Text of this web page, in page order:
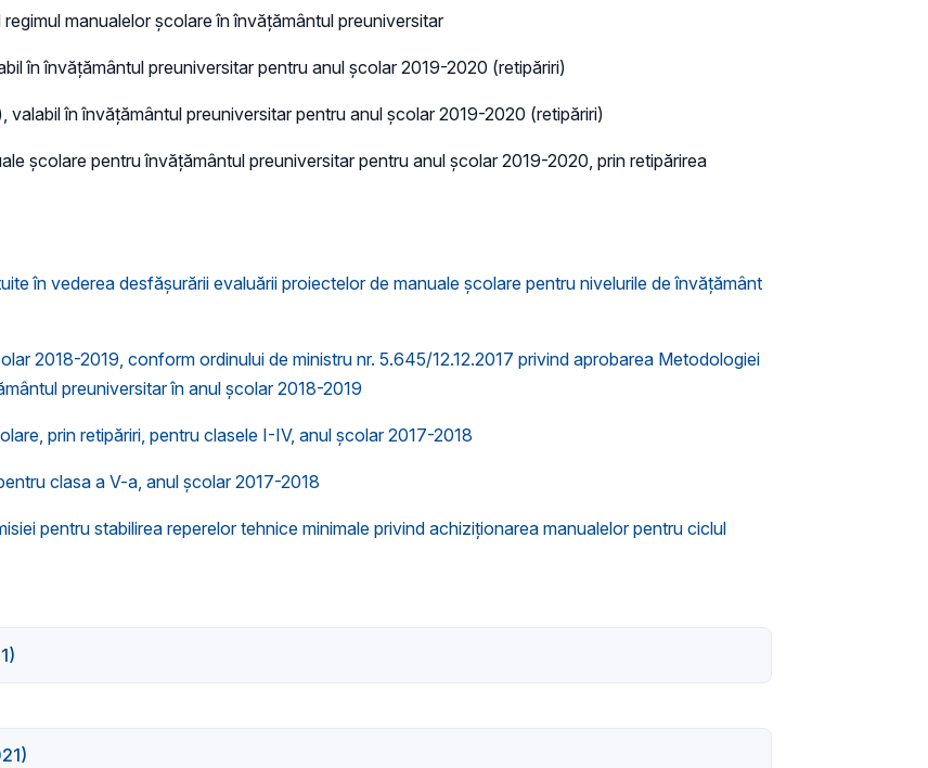
regimul manualelor școlare în învățământul preuniversitar
în învăţământul preuniversitar pentru anul şcolar 2019-2020 (retipăriri)
valabil în învăţământul preuniversitar pentru anul şcolar 2019-2020 (retipăriri)
școlare pentru învățământul preuniversitar pentru anul școlar 2019-2020, prin retipărirea
în vederea desfășurării evaluării proiectelor de manuale școlare pentru nivelurile de învățământ
2018-2019, conform ordinului de ministru nr. 5.645/12.12.2017 privind aprobarea Metodologiei
preuniversitar în anul școlar 2018-2019
prin retipăriri, pentru clasele I-IV, anul şcolar 2017-2018
clasa a V-a, anul școlar 2017-2018
pentru stabilirea reperelor tehnice minimale privind achiziţionarea manualelor pentru ciclul